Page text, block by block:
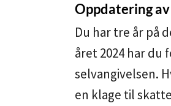
Oppdatering
Du har tre år på
året 2024 har du
selvangivelsen.
en klage til